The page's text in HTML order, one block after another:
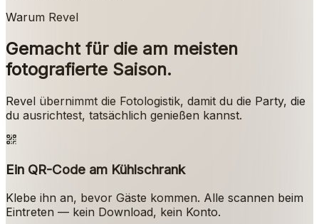
Warum Revel
Gemacht für die am meisten
fotografierte Saison.
Revel übernimmt die Fotologistik, damit du die Party, die
du ausrichtest, tatsächlich genießen kannst.
Ein QR-Code am Kühlschrank
Klebe ihn an, bevor Gäste kommen. Alle scannen beim
Eintreten — kein Download, kein Konto.